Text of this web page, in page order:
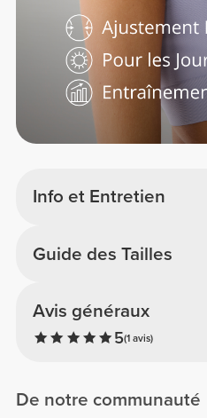
Info et Entretien
Avis généraux
5(1 avis)
Guide des Tailles
De notre communauté